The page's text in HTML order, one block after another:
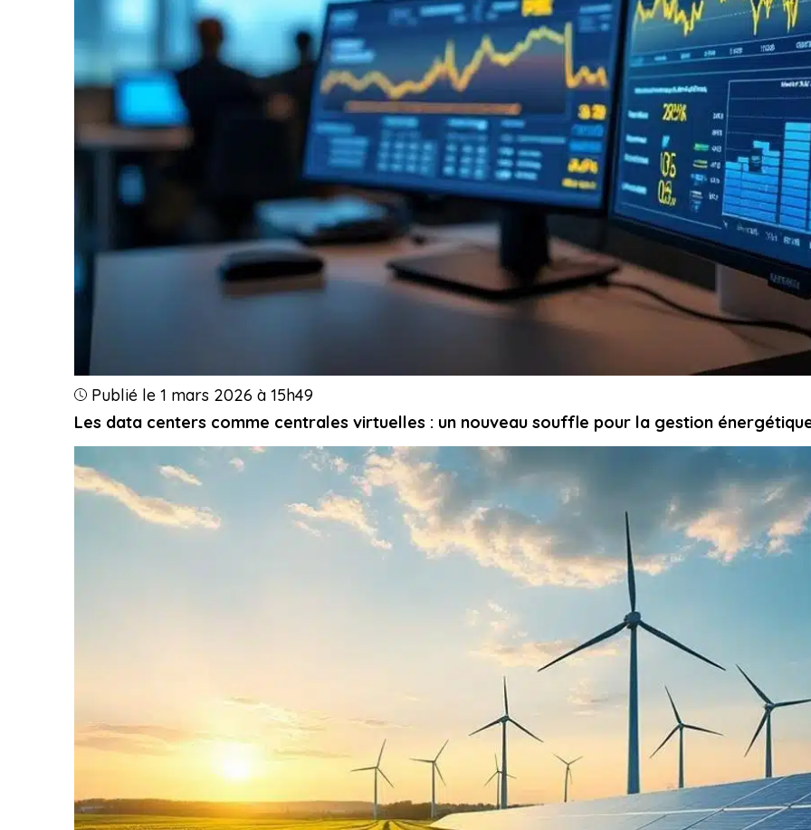
Les data centers comme centrales virtuelles : un nouveau souffle pour la gestion
Publié le 1 mars 2026 à 15h49